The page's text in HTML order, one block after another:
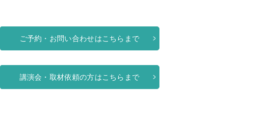
ご予約・お問い合わせはこちらまで
講演会・取材依頼の方はこちらまで